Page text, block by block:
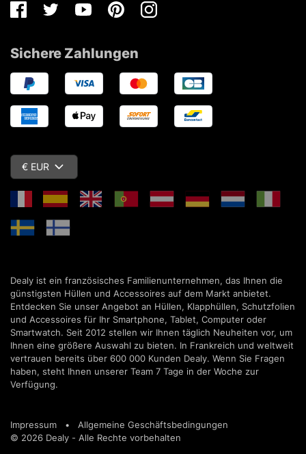
FacebookTwitterYoutubePinterestInstagram
Sichere Zahlungen
€ EUR
Dealy ist ein französisches Familienunternehmen, das Ihnen die
günstigsten Hüllen und Accessoires auf dem Markt anbietet.
Entdecken Sie unser Angebot an Hüllen, Klapphüllen, Schutzfolien
und Accessoires für Ihr Smartphone, Tablet, Computer oder
Smartwatch. Seit 2012 stellen wir Ihnen täglich Neuheiten vor, um
Ihnen eine größere Auswahl zu bieten. In Frankreich und weltweit
vertrauen bereits über 600 000 Kunden Dealy. Wenn Sie Fragen
haben, steht Ihnen unserer Team 7 Tage in der Woche zur
Verfügung.
© 2026 Dealy - Alle Rechte vorbehalten
Impressum • Allgemeine Geschäftsbedingungen